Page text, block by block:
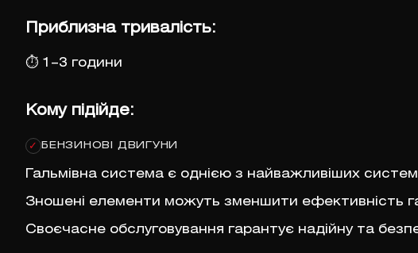
Приблизна тривалість:
⏱ 1–3 години
Кому підійде:
✓ БЕНЗИНОВІ ДВИГУНИ
Гальмівна система є однією з найважливіших
Зношені елементи можуть зменшити ефективність
Своєчасне обслуговування гарантує надійну та